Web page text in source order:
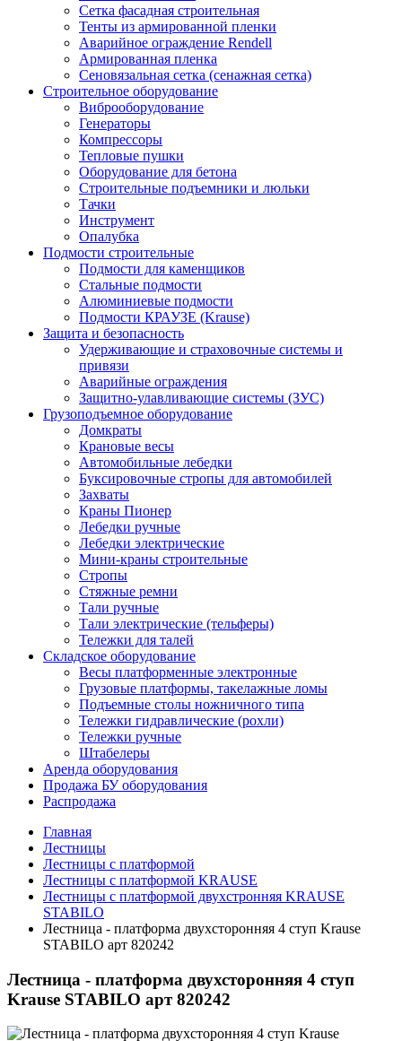
Сетка фасадная строительная
Тенты из армированной пленки
Аварийное ограждение Rendell
Армированная пленка
Сеновязальная сетка (сенажная сетка)
Строительное оборудование
Виброоборудование
Генераторы
Компрессоры
Тепловые пушки
Оборудование для бетона
Строительные подъемники и люльки
Тачки
Инструмент
Опалубка
Подмости строительные
Подмости для каменщиков
Стальные подмости
Алюминиевые подмости
Подмости КРАУЗЕ (Krause)
Защита и безопасность
Удерживающие и страховочные системы и
привязи
Аварийные ограждения
Защитно-улавливающие системы (ЗУС)
Грузоподъемное оборудование
Домкраты
Крановые весы
Автомобильные лебедки
Буксировочные стропы для автомобилей
Захваты
Краны Пионер
Лебедки ручные
Лебедки электрические
Мини-краны строительные
Стропы
Стяжные ремни
Тали ручные
Тали электрические (тельферы)
Тележки для талей
Складское оборудование
Весы платформенные электронные
Грузовые платформы, такелажные ломы
Подъемные столы ножничного типа
Тележки гидравлические (рохли)
Тележки ручные
Штабелеры
Аренда оборудования
Продажа БУ оборудования
Распродажа
Главная
Лестницы
Лестницы с платформой
Лестницы с платформой KRAUSE
Лестницы с платформой двухстронняя KRAUSE
STABILO
Лестница - платформа двухсторонняя 4 ступ Krause
STABILO арт 820242
Лестница - платформа двухсторонняя 4 ступ
Krause STABILO арт 820242